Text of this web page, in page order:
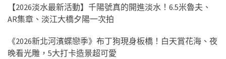
【2026淡水最新活動】千陽號真的開進淡水！6.5米魯夫、
AR集章、淡江大橋夕陽一次拍
《2026新北河濱蝶戀季》布丁狗現身板橋！白天賞花海、夜
晚看光雕，5大打卡造景超可愛